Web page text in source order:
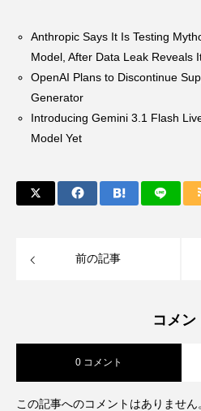
Anthropic Says It Is Testing
Model, After Data Leak Reveals
OpenAI Plans to Discontinue
Generator
Introducing Gemini 3.1 Flash
Model Yet
前の記事
コメン
0 コメント
この記事へのコメントはありません